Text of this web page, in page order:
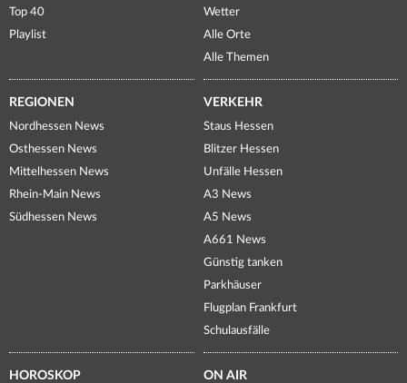
Top 40
Playlist
Wetter
Alle Orte
Alle Themen
REGIONEN
Nordhessen News
Osthessen News
Mittelhessen News
Rhein-Main News
Südhessen News
VERKEHR
Staus Hessen
Blitzer Hessen
Unfälle Hessen
A3 News
A5 News
A661 News
Günstig tanken
Parkhäuser
Flugplan Frankfurt
Schulausfälle
HOROSKOP ON AIR